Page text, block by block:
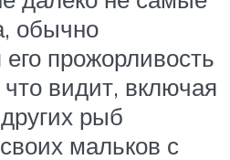
обычно
прожорливость
видит, включая
рыб
мальков с